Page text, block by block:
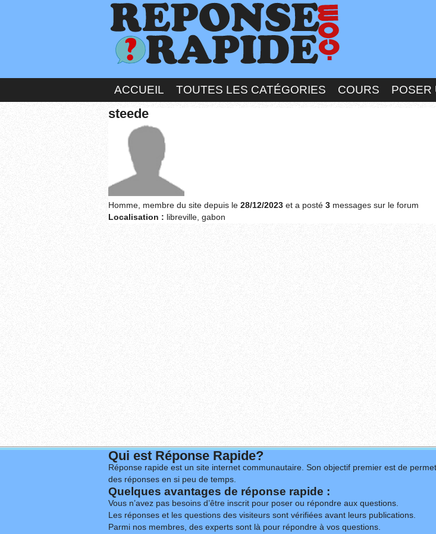
ACCUEIL TOUTES LES CATÉGORIES COURS POSER
steede
Homme, membre du site depuis le 28/12/2023 et a posté 3 messages sur le forum
Localisation : libreville, gabon
Qui est Réponse Rapide?
Réponse rapide est un site internet communautaire. Son objectif premier est de
des réponses en si peu de temps.
Quelques avantages de réponse rapide :
Vous n’avez pas besoins d’être inscrit pour poser ou répondre aux questions.
Les réponses et les questions des visiteurs sont vérifiées avant leurs publications.
Parmi nos membres, des experts sont là pour répondre à vos questions.